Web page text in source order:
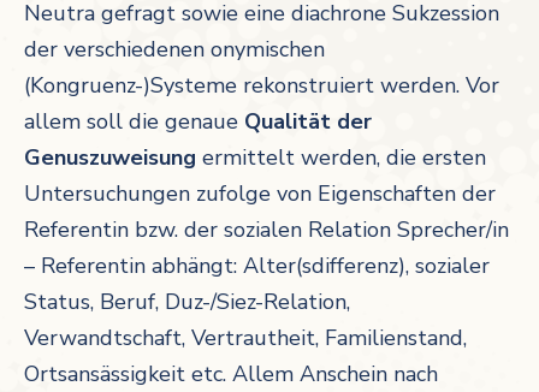
Neutra gefragt sowie eine diachrone Sukzession
der verschiedenen onymischen
(Kongruenz-)Systeme rekonstruiert werden. Vor
allem soll die genaue Qualität der
Genuszuweisung ermittelt werden, die ersten
Untersuchungen zufolge von Eigenschaften der
Referentin bzw. der sozialen Relation Sprecher/in
– Referentin abhängt: Alter(sdifferenz), sozialer
Status, Beruf, Duz-/Siez-Relation,
Verwandtschaft, Vertrautheit, Familienstand,
Ortsansässigkeit etc. Allem Anschein nach